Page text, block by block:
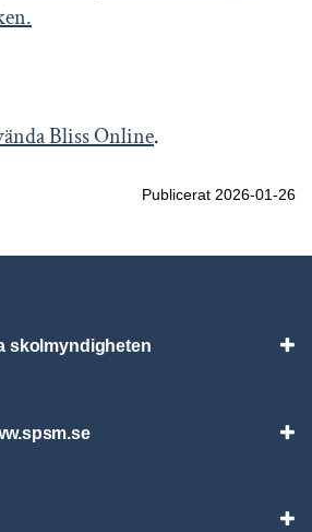
Bliss Online.
Publicerat 2026-01-26
skolmyndigheten